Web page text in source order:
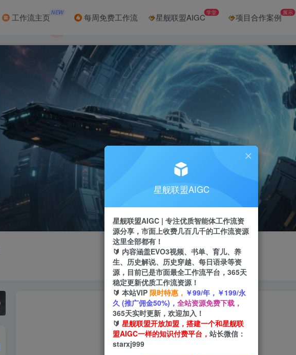
工作流主页 NEW 每周免费工作流 星舰联盟AIGC学堂 项目合作案例 展示
星舰联盟AIGC
星舰联盟AIGC | 专注优质智能体工作流资
源分享，市面上收费几百几千的工作流资源
这里全部都有！
🔰 内容涵盖EVO3视频、书单、育儿、养
生、历史解说、历史穿越、每日语录等资
源，目前已是市面最全工作流平台，365天
稳定更新优质工作流资源！
🔰 本站VIP 限时特惠， ￥99/年，￥199/永
久 (推广佣金50%)， 全站资源免费下载，
365天实时更新，欢迎加入！
🔰 星舰联盟开放加盟，搭建一个和星舰联
盟AIGC一样的知识付费平台， 站长微信：
starxj999